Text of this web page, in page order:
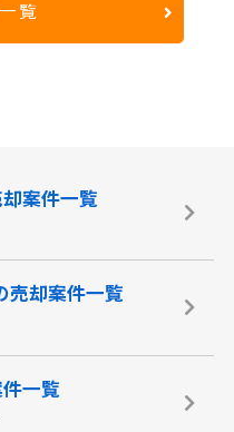
覧
案件一覧
売却案件一覧
一覧